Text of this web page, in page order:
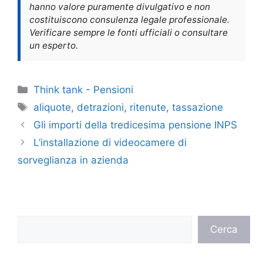
hanno valore puramente divulgativo e non
costituiscono consulenza legale professionale.
Verificare sempre le fonti ufficiali o consultare
un esperto.
Categorie
Think tank - Pensioni
Tag
aliquote, detrazioni, ritenute,tassazione
Gli importi della tredicesima pensione INPS
L’installazione di videocamere di
sorveglianza in azienda
Cerca